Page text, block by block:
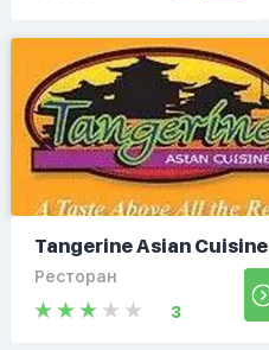
Tangerine Asian Cuisine
Ресторан
3